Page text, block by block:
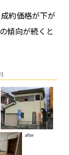
約価格が下が
傾向が続くと